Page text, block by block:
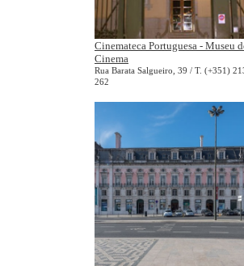
Cinemateca Portuguesa - Museu
Cinema
Rua Barata Salgueiro, 39 / T. (+351)
262